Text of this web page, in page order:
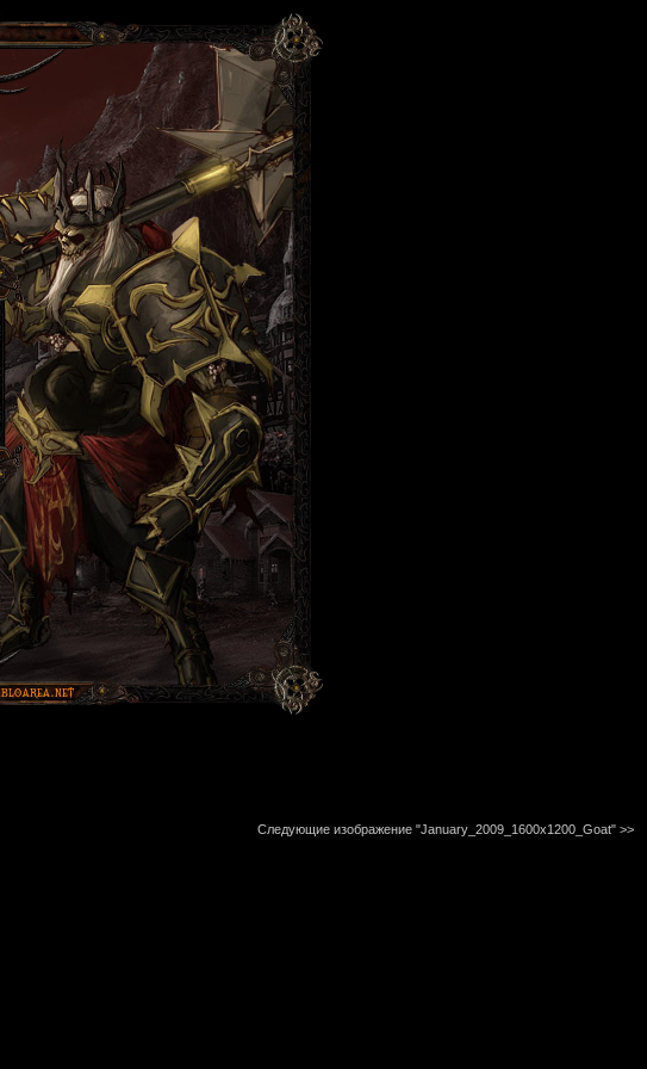
Следующие изображение "January_2009_1600x1200_Goat" >>